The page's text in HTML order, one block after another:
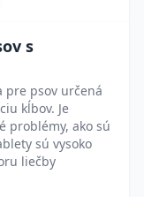
s
pre psov určená
kĺbov. Je
problémy, ako sú
sú vysoko
liečby